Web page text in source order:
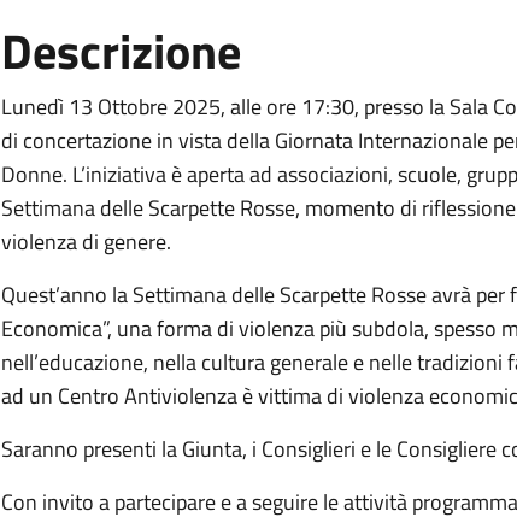
Descrizione
Lunedì 13 Ottobre 2025, alle ore 17:30, presso la Sala
di concertazione in vista della Giornata Internazionale
Donne. L’iniziativa è aperta ad associazioni, scuole,
Settimana delle Scarpette Rosse, momento di
violenza di genere.
Quest’anno la Settimana delle Scarpette Rosse avrà
Economica”, una forma di violenza più subdola, spesso
nell’educazione, nella cultura generale e nelle
ad un Centro Antiviolenza è vittima di violenza
Saranno presenti la Giunta, i Consiglieri e le Consigliere
Con invito a partecipare e a seguire le attività